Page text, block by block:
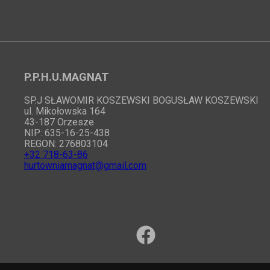
P.P.H.U.MAGNAT
SP.J SŁAWOMIR KOSZEWSKI BOGUSŁAW KOSZEWSKI
ul. Mikołowska 164
43-187 Orzesze
NIP: 635-16-25-438
REGON: 276803104
+32 718-63-86
hurtowniamagnat@gmail.com